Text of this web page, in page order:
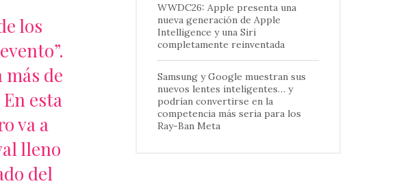
los
más de
esta
va a
lleno
del
WWDC26: Apple presenta una
nueva generación de Apple
Intelligence y una Siri
completamente reinventada
Samsung y Google muestran sus
nuevos lentes inteligentes… y
podrían convertirse en la
competencia más seria para los
Ray-Ban Meta